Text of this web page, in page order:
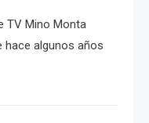
TV Mino Monta
hace algunos años